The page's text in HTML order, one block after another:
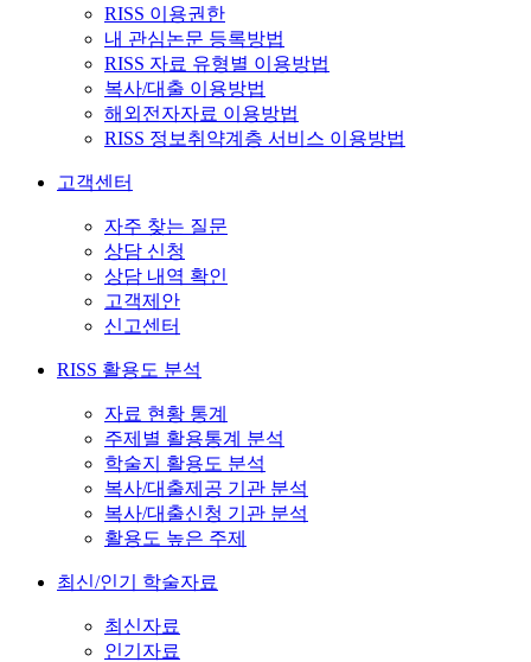
RISS 이용권한
내 관심논문 등록방법
RISS 자료 유형별 이용방법
복사/대출 이용방법
해외전자자료 이용방법
RISS 정보취약계층 서비스 이용방법
고객센터
자주 찾는 질문
상담 신청
상담 내역 확인
고객제안
신고센터
RISS 활용도 분석
자료 현황 통계
주제별 활용통계 분석
학술지 활용도 분석
복사/대출제공 기관 분석
복사/대출신청 기관 분석
활용도 높은 주제
최신/인기 학술자료
최신자료
인기자료